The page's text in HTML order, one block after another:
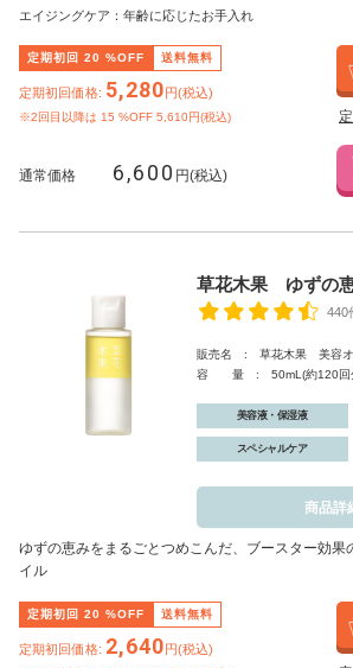
エイジングケア：年齢に応じたお手入れ
定期初回 20 %OFF 送料無料
定期初回価格: 5,280円(税込)
※2回目以降は 15 %OFF 5,610円(税込)
通常価格 6,600 円(税込)
草花木果 ゆずの
440
販売名 : 草花木果 美容オ
容 量 : 50mL(約120回分
美容液・保湿液
スペシャルケア
商品詳
ゆずの恵みをまるごとつめこんだ、ブースター効果
イル
定期初回 20 %OFF 送料無料
定期初回価格: 2,640円(税込)